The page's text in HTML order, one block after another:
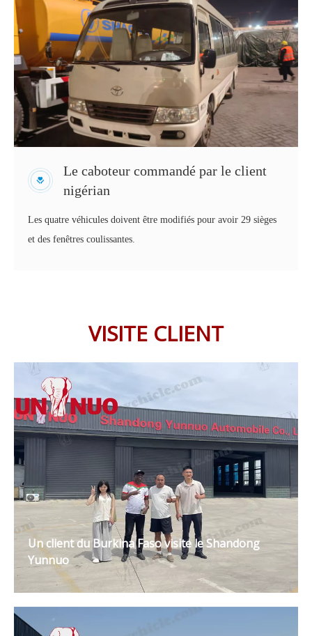
Le caboteur commandé par le client
nigérian
Les quatre véhicules doivent être modifiés pour avoir 29 sièges
et des fenêtres coulissantes.
VISITE CLIENT
Un client du Burkina Faso visite le Shandong
Yunnuo